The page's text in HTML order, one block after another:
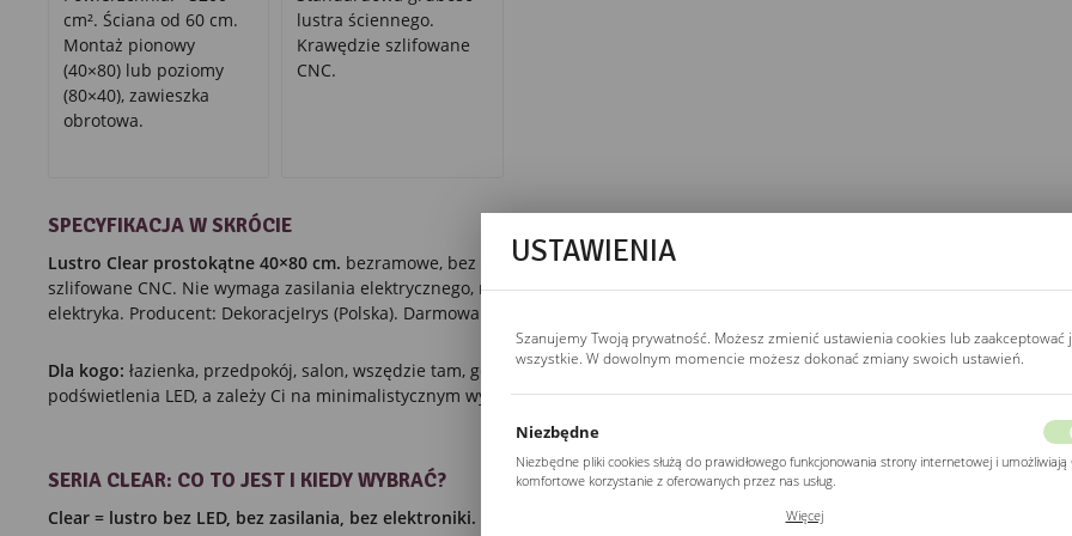
cm². Ściana od 60 cm.
Montaż pionowy
(40×80) lub poziomy
(80×40), zawieszka
obrotowa.
lustra ściennego.
Krawędzie szlifowane
CNC.
SPECYFIKACJA W SKRÓCIE
Lustro Clear prostokątne 40×80 cm. bezramowe, bez podświetlenia LED. Krawędzie
szlifowane CNC. Nie wymaga zasilania elektrycznego, montaż mechaniczny bez
elektryka. Producent: DekoracjeIrys (Polska). Darmowa dostawa InPost.
Dla kogo: łazienka, przedpokój, salon, wszędzie tam, gdzie nie potrzebujesz
podświetlenia LED, a zależy Ci na minimalistycznym wyglądzie i niższej cenie.
SERIA CLEAR: CO TO JEST I KIEDY WYBRAĆ?
Clear = lustro bez LED, bez zasilania, bez elektroniki.
USTAWIENIA
Szanujemy Twoją prywatność. Możesz zmienić ustawienia cookies lub zaakceptować
wszystkie. W dowolnym momencie możesz dokonać zmiany swoich ustawień.
Niezbędne
Niezbędne pliki cookies służą do prawidłowego funkcjonowania strony internetowej i umożliwiają
komfortowe korzystanie z oferowanych przez nas usług.
Twoich ustawień preferencji prywatności, logowania czy wypełniania formularzy. Dzięki plikom
Więcej